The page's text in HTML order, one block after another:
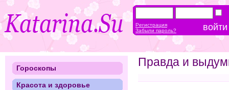
Правда и
Гороскопы
Красота и здоровье
Регистрация
Забыли пароль?